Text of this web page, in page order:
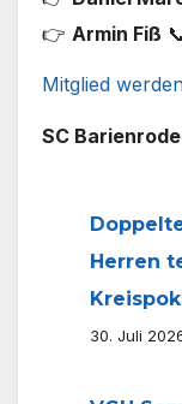
👉 Armin Fiß
Mitglied
SC
Herren
30. Juli